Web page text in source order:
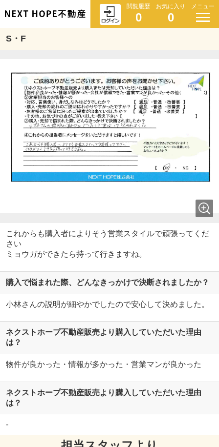
閲覧履歴
0
お気に入り
0
メニュー
S・F
これからも購入者によりそう営業スタイルで頑張ってくだ
さい
ミョウガができたら持って行きますね。
購入で悩まれた際、どんなきっかけで決断されましたか？
小林さんの説明が細やかでしたので安心して決めました。
ネクストホープ不動産販売より購入していただいた理由
は？
物件が良かった・情報が多かった・営業マンが良かった
ネクストホープ不動産販売より購入していただいた理由
は？
-